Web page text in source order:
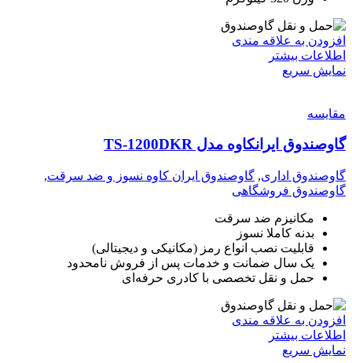
افزودن به علاقه مندی
اطلاعات بیشتر
نمایش سریع
مقايسه
گاوصندوق ایرانکاوه مدل TS-1200DKR
گاوصندوق اداری, گاوصندوق ایران کاوه نسوز و ضد سرقت,
گاوصندوق فروشگاهی
مکانیزم ضد سرقت
بدنه کاملا نسوز
قابلیت نصب انواع رمز (مکانیکی و دیجیتالی)
یک سال ضمانت و خدمات پس از فروش نامحدود
حمل و نقل تخصصی با کادری حرفه‌ای
افزودن به علاقه مندی
اطلاعات بیشتر
نمایش سریع